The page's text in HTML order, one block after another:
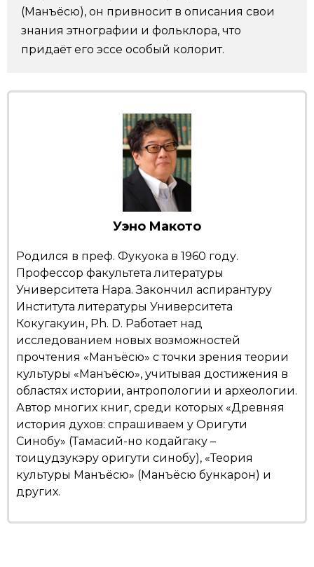
Культура
Жизнь
Технологии
(Манъёсю), он привносит в описания свои
знания этнографии и фольклора, что
придаёт его эссе особый колорит.
Уэно Макото
Родился в преф. Фукуока в 1960 году.
Профессор факультета литературы
Университета Нара. Закончил аспирантуру
Института литературы Университета
Кокугакуин, Ph. D. Работает над
исследованием новых возможностей
прочтения «Манъёсю» с точки зрения теории
культуры «Манъёсю», учитывая достижения в
областях истории, антропологии и археологии.
Автор многих книг, среди которых «Древняя
история духов: спрашиваем у Оригути
Синобу» (Тамасий-но кодайгаку –
тоицудзукэру оригути синобу), «Теория
культуры Манъёсю» (Манъёсю бункарон) и
других.